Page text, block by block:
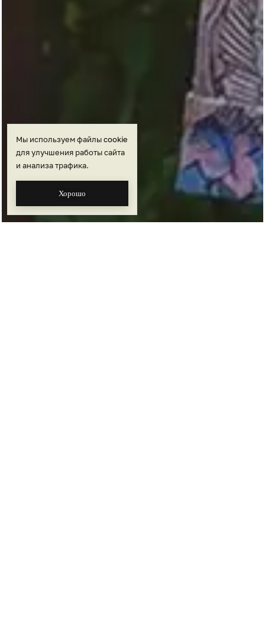
Мы используем файлыcookie
для улучшения работы сайта
и анализа трафика.
Хорошо